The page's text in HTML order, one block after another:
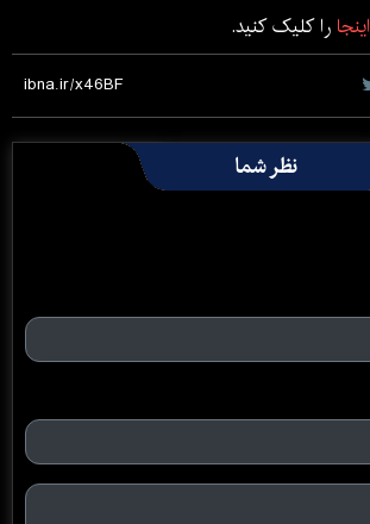
اینجا را کلیک کنید.
نظر شما